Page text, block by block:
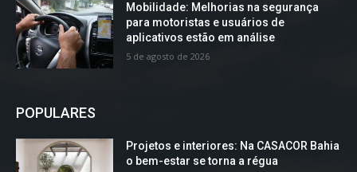
Mobilidade: Melhorias na segurança
para motoristas e usuários de
aplicativos estão em análise
5 de agosto de 2026
POPULARES
Projetos e interiores: Na CASACOR Bahia
o bem-estar se torna a régua